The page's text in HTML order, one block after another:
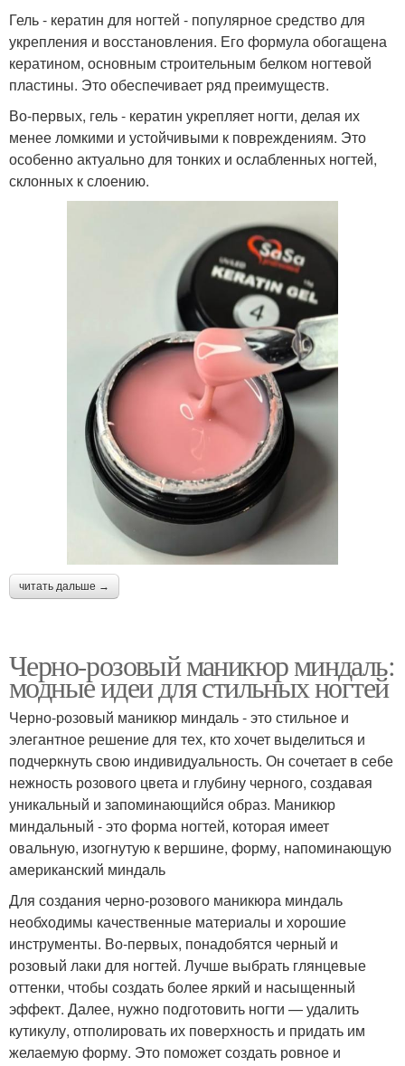
Гель - кератин для ногтей - популярное средство для
укрепления и восстановления. Его формула обогащена
кератином, основным строительным белком ногтевой
пластины. Это обеспечивает ряд преимуществ.
Во-первых, гель - кератин укрепляет ногти, делая их
менее ломкими и устойчивыми к повреждениям. Это
особенно актуально для тонких и ослабленных ногтей,
склонных к слоению.
читать дальше →
Черно-розовый маникюр миндаль:
модные идеи для стильных ногтей
Черно-розовый маникюр миндаль - это стильное и
элегантное решение для тех, кто хочет выделиться и
подчеркнуть свою индивидуальность. Он сочетает в себе
нежность розового цвета и глубину черного, создавая
уникальный и запоминающийся образ. Маникюр
миндальный - это форма ногтей, которая имеет
овальную, изогнутую к вершине, форму, напоминающую
американский миндаль
Для создания черно-розового маникюра миндаль
необходимы качественные материалы и хорошие
инструменты. Во-первых, понадобятся черный и
розовый лаки для ногтей. Лучше выбрать глянцевые
оттенки, чтобы создать более яркий и насыщенный
эффект. Далее, нужно подготовить ногти — удалить
кутикулу, отполировать их поверхность и придать им
желаемую форму. Это поможет создать ровное и